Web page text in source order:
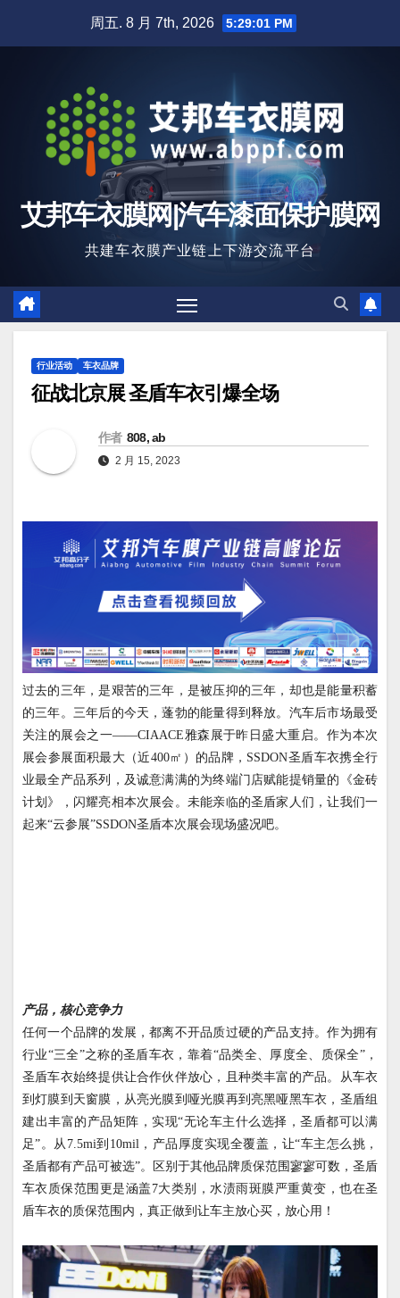
周五. 8 月 7th, 2026 5:29:03 PM
艾邦车衣膜网|汽车漆面保护膜网
共建车衣膜产业链上下游交流平台
行业活动 车衣品牌
征战北京展 圣盾车衣引爆全场
作者 808, ab
2 月 15, 2023
过去的三年，是艰苦的三年，是被压抑的三年，却也是能量积蓄
的三年。三年后的今天，蓬勃的能量得到释放。汽车后市场最受
关注的展会之一——CIAACE雅森展于昨日盛大重启。作为本次
展会参展面积最大（近400㎡）的品牌， SSDON圣盾车衣携全行
业最全产品系列，及诚意满满的为终端门店赋能提销量的《金砖
计划》，闪耀亮相本次展会。未能亲临的圣盾家人们，让我们一
起来“云参展”SSDON圣盾本次展会现场盛况吧。
产品，核心竞争力
任何一个品牌的发展，都离不开品质过硬的产品支持。作为拥有
行业“三全”之称的圣盾车衣，靠着“品类全、 厚度全、 质保全”，
圣盾车衣始终提供让合作伙伴放心，且种类丰富的产品。从车衣
到灯膜到天窗膜，从亮光膜到哑光膜再到亮黑哑黑车衣，圣盾组
建出丰富的产品矩阵，实现“无论车主什么选择，圣盾都可以满
足”。从 7.5mi到 10mil，产品厚度实现全覆盖，让“车主怎么挑，
圣盾都有产品可被选”。区别于其他品牌质保范围寥寥可数，圣盾
车衣质保范围更是涵盖 7大类别，水渍雨斑膜严重黄变，也在圣
盾车衣的质保范围内，真正做到让车主放心买，放心用！